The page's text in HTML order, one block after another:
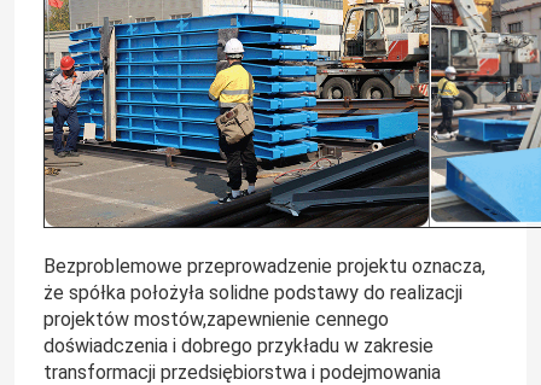
Bezproblemowe przeprowadzenie projektu oznacza,
że spółka położyła solidne podstawy do realizacji
projektów mostów,zapewnienie cennego
doświadczenia i dobrego przykładu w zakresie
transformacji przedsiębiorstwa i podejmowania